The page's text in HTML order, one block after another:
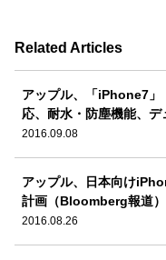
Related Articles
アップル、「iPhone7
応、耐水・防塵機能、
2016.09.08
アップル、日本向け
計画（Bloomberg報道）
2016.08.26